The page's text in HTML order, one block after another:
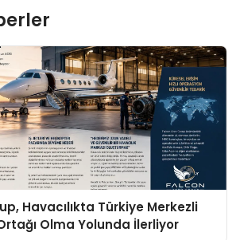
Havacılıkta Türkiye Merkezli
Olma Yolunda İlerliyor